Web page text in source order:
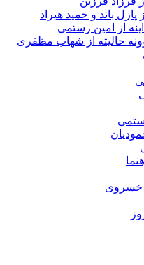
باند و حمید هیراد
از امین رستمی
حالیته از شهاب مظفری
خسروی